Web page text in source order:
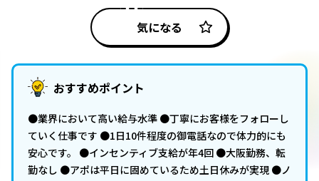
気になる
おすすめポイント
●業界において高い給与水準 ●丁寧にお客様をフォローし
ていく仕事です ●1日10件程度の御電話なので体力的にも
安心です。 ●インセンティブ支給が年4回 ●大阪勤務、転
勤なし ●アポは平日に固めているため土日休みが実現 ●ノ